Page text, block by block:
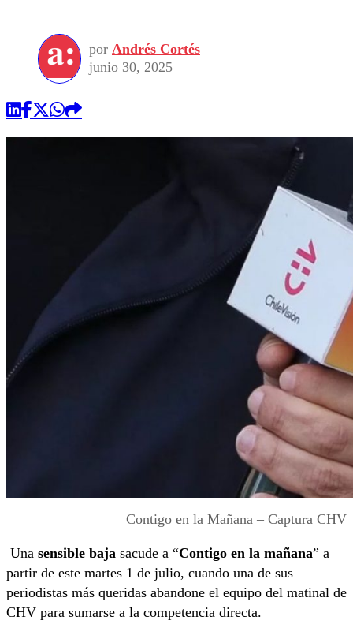
por Andrés Cortés
junio 30, 2025
Contigo en la Mañana – Captura CHV
Una sensible baja sacude a “Contigo en la mañana” a
partir de este martes 1 de julio, cuando una de sus
periodistas más queridas abandone el equipo del matinal de
CHV para sumarse a la competencia directa.